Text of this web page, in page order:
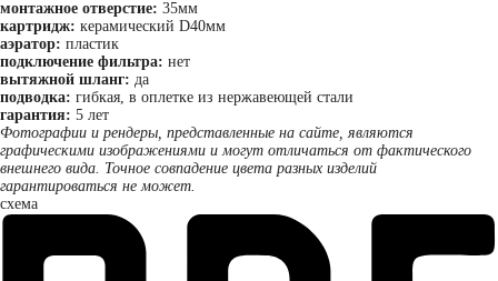
монтажное отверстие: 35мм
картридж: керамический D40мм
аэратор: пластик
подключение фильтра: нет
вытяжной шланг: да
подводка: гибкая, в оплетке из нержавеющей стали
гарантия: 5 лет
Фотографии и рендеры, представленные на сайте, являются
графическими изображениями и могут отличаться от фактического
внешнего вида. Точное совпадение цвета разных изделий
гарантироваться не может.
схема